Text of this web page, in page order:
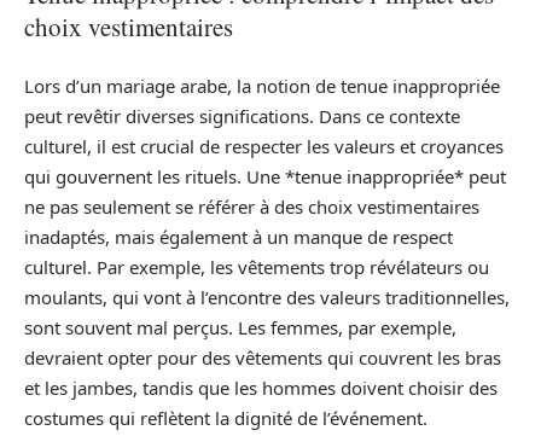
choix vestimentaires
Lors d’un mariage arabe, la notion de tenue inappropriée
peut revêtir diverses significations. Dans ce contexte
culturel, il est crucial de respecter les valeurs et croyances
qui gouvernent les rituels. Une *tenue inappropriée* peut
ne pas seulement se référer à des choix vestimentaires
inadaptés, mais également à un manque de respect
culturel. Par exemple, les vêtements trop révélateurs ou
moulants, qui vont à l’encontre des valeurs traditionnelles,
sont souvent mal perçus. Les femmes, par exemple,
devraient opter pour des vêtements qui couvrent les bras
et les jambes, tandis que les hommes doivent choisir des
costumes qui reflètent la dignité de l’événement.